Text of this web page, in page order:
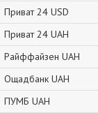
Приват 24 USD
Приват 24 UAH
Райффайзен UAH
Ощадбанк UAH
ПУМБ UAH